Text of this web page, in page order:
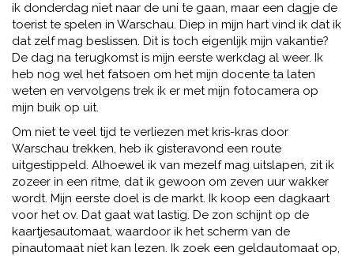
ik donderdag niet naar de uni te gaan, maar een dagje de
toerist te spelen in Warschau. Diep in mijn hart vind ik dat ik
dat zelf mag beslissen. Dit is toch eigenlijk mijn vakantie?
De dag na terugkomst is mijn eerste werkdag al weer. Ik
heb nog wel het fatsoen om het mijn docente ta laten
weten en vervolgens trek ik er met mijn fotocamera op
mijn buik op uit.
Om niet te veel tijd te verliezen met kris-kras door
Warschau trekken, heb ik gisteravond een route
uitgestippeld. Alhoewel ik van mezelf mag uitslapen, zit ik
zozeer in een ritme, dat ik gewoon om zeven uur wakker
wordt. Mijn eerste doel is de markt. Ik koop een dagkaart
voor het ov. Dat gaat wat lastig. De zon schijnt op de
kaartjesautomaat, waardoor ik het scherm van de
pinautomaat niet kan lezen. Ik zoek een geldautomaat op,